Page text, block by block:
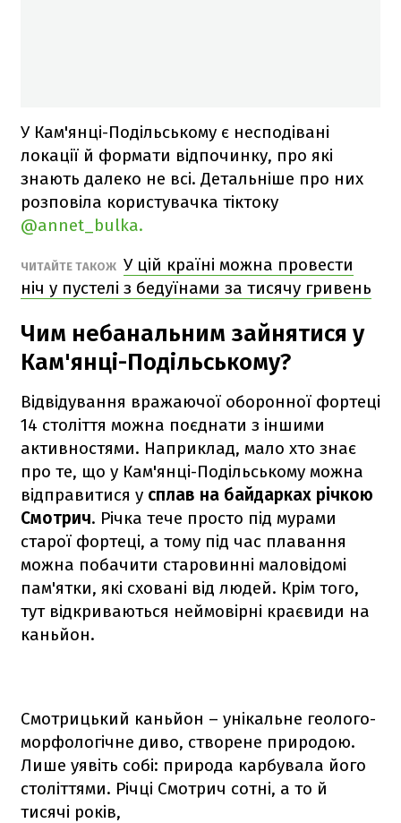
У Кам'янці-Подільському є несподівані
локації й формати відпочинку, про які
знають далеко не всі. Детальніше про них
розповіла користувачка тіктоку
@annet_bulka.
ЧИТАЙТЕ ТАКОЖ У цій країні можна провести
ніч у пустелі з бедуїнами за тисячу гривень
Чим небанальним зайнятися у
Кам'янці-Подільському?
Відвідування вражаючої оборонної фортеці
14 століття можна поєднати з іншими
активностями. Наприклад, мало хто знає
про те, що у Кам'янці-Подільському можна
відправитися у сплав на байдарках річкою
Смотрич. Річка тече просто під мурами
старої фортеці, а тому під час плавання
можна побачити старовинні маловідомі
пам'ятки, які сховані від людей. Крім того,
тут відкриваються неймовірні краєвиди на
каньйон.
Смотрицький каньйон – унікальне геолого-
морфологічне диво, створене природою.
Лише уявіть собі: природа карбувала його
століттями. Річці Смотрич сотні, а то й
тисячі років,